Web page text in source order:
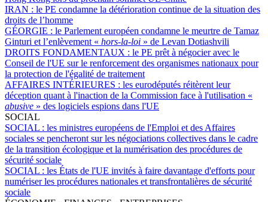
IRAN : le PE condamne la détérioration continue de la situation des
droits de l’homme
GÉORGIE : le Parlement européen condamne le meurtre de Tamaz
Ginturi et l’enlèvement « hors-la-loi » de Levan Dotiashvili
DROITS FONDAMENTAUX : le PE prêt à négocier avec le
Conseil de l'UE sur le renforcement des organismes nationaux pour
la protection de l'égalité de traitement
AFFAIRES INTÉRIEURES : les eurodéputés réitèrent leur
déception quant à l'inaction de la Commission face à l'utilisation «
abusive » des logiciels espions dans l'UE
SOCIAL
SOCIAL : les ministres européens de l'Emploi et des Affaires
sociales se pencheront sur les négociations collectives dans le cadre
de la transition écologique et la numérisation des procédures de
sécurité sociale
SOCIAL : les États de l'UE invités à faire davantage d'efforts pour
numériser les procédures nationales et transfrontalières de sécurité
sociale